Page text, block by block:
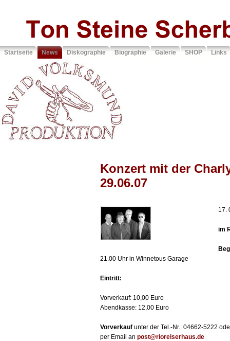
Startseite News Diskographie Biographie Galerie SHOP Links
Konzert mit der
29.06.07
17.
im
21.00 Uhr in Winnetous Garage
Eintritt:
Vorverkauf: 10,00 Euro
Abendkasse: 12,00 Euro
Vorverkauf unter der Tel.-Nr.: 04662-5222
per Email an post@rioreiserhaus.de